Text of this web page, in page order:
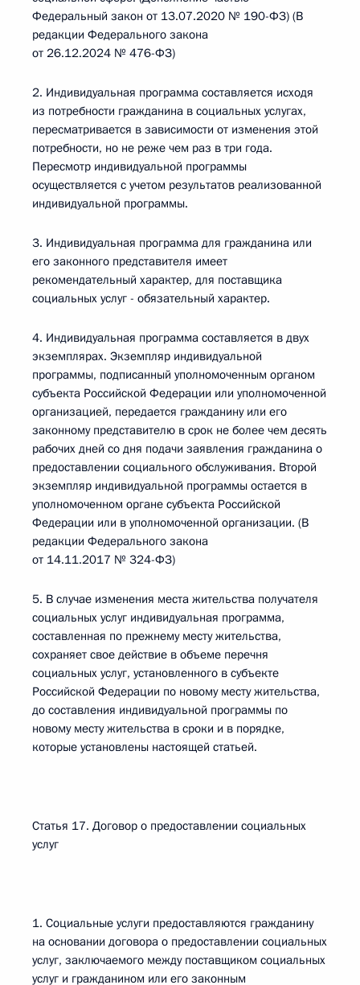
Федеральный закон от 13.07.2020 № 190-ФЗ) (В
редакции Федерального закона
от 26.12.2024 № 476-ФЗ)
2. Индивидуальная программа составляется исходя
из потребности гражданина в социальных услугах,
пересматривается в зависимости от изменения этой
потребности, но не реже чем раз в три года.
Пересмотр индивидуальной программы
осуществляется с учетом результатов реализованной
индивидуальной программы.
3. Индивидуальная программа для гражданина или
его законного представителя имеет
рекомендательный характер, для поставщика
социальных услуг - обязательный характер.
4. Индивидуальная программа составляется в двух
экземплярах. Экземпляр индивидуальной
программы, подписанный уполномоченным органом
субъекта Российской Федерации или уполномоченной
организацией, передается гражданину или его
законному представителю в срок не более чем десять
рабочих дней со дня подачи заявления гражданина о
предоставлении социального обслуживания. Второй
экземпляр индивидуальной программы остается в
уполномоченном органе субъекта Российской
Федерации или в уполномоченной организации. (В
редакции Федерального закона
от 14.11.2017 № 324-ФЗ)
5. В случае изменения места жительства получателя
социальных услуг индивидуальная программа,
составленная по прежнему месту жительства,
сохраняет свое действие в объеме перечня
социальных услуг, установленного в субъекте
Российской Федерации по новому месту жительства,
до составления индивидуальной программы по
новому месту жительства в сроки и в порядке,
которые установлены настоящей статьей.
Статья 17. Договор о предоставлении социальных
услуг
1. Социальные услуги предоставляются гражданину
на основании договора о предоставлении социальных
услуг, заключаемого между поставщиком социальных
услуг и гражданином или его законным